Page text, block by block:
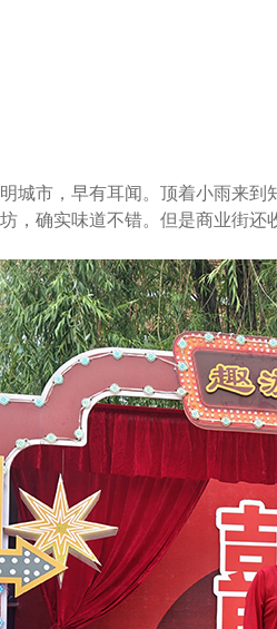
市，早有耳闻。顶着小雨来到
，确实味道不错。但是商业街还